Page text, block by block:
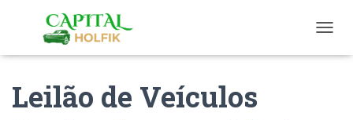
O
Leilão de Veículos